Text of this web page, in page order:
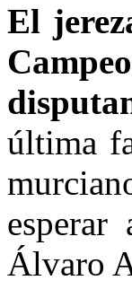
El
última
Álvaro